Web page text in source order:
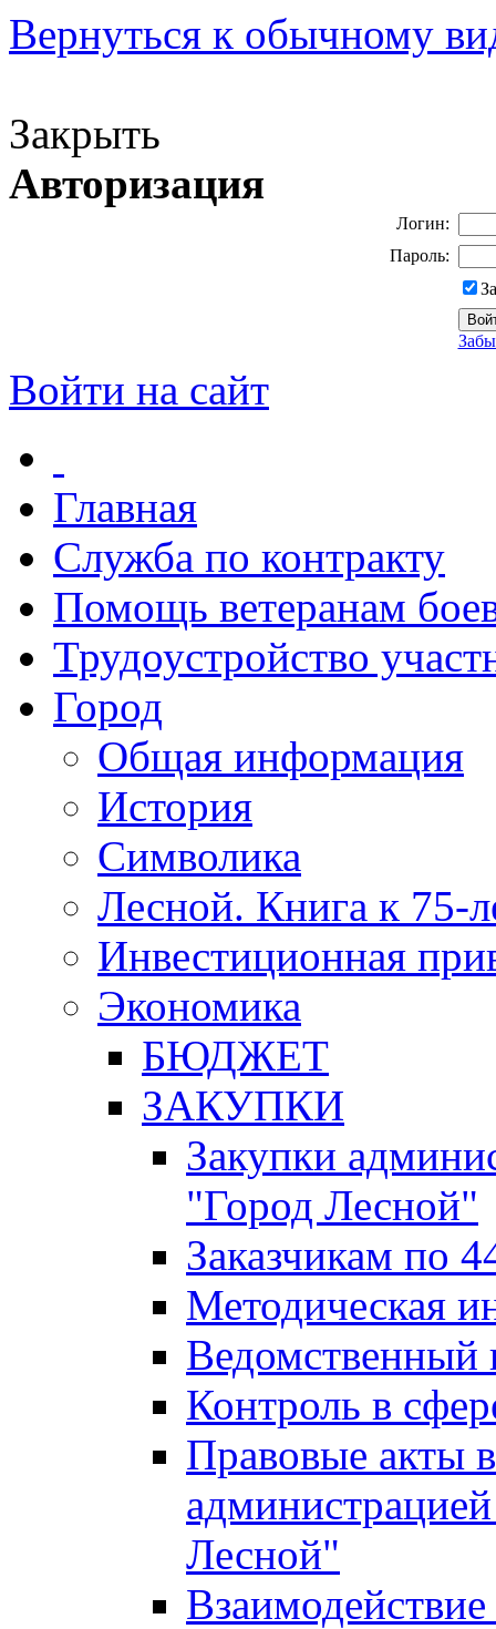
Вернуться к обычному
Закрыть
Авторизация
Логин:
Пароль:
Войти на сайт
Главная
Служба по контракту
Помощь ветеранам
Трудоустройство
Город
Общая информация
История
Символика
Лесной. Книга к 75-
Инвестиционная
Экономика
БЮДЖЕТ
ЗАКУПКИ
Закупки
"Город Лесной"
Заказчикам по
Методическая
Ведомственный
Контроль в
Правовые акты
Лесной"